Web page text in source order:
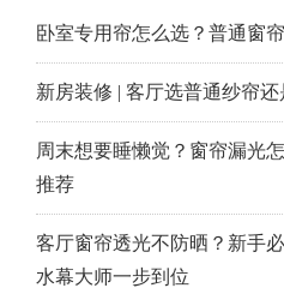
卧室专用帘怎么选？普通窗
新房装修 | 客厅选普通纱帘
周末想要睡懒觉？窗帘漏光
推荐
客厅窗帘透光不防晒？新手
水幕大师一步到位